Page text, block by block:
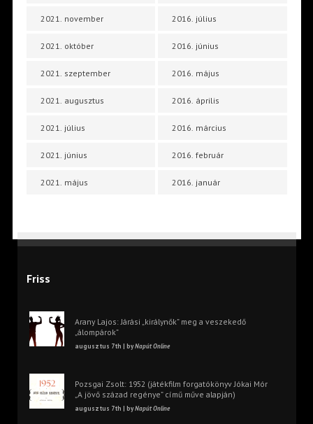
2021. november
2021. október
2021. szeptember
2021. augusztus
2021. július
2021. június
2021. május
2016. július
2016. június
2016. május
2016. április
2016. március
2016. február
2016. január
Friss
Arany Lajos: Járási „királynők” meg a veszekedő
„álompárok”
augusztus 7th | byNapút Online
Pozsgai Zsolt: 1952 (játékfilm forgatókönyv Jókai Mór
„A jövő század regénye” című műve alapján)
augusztus 7th | byNapút Online